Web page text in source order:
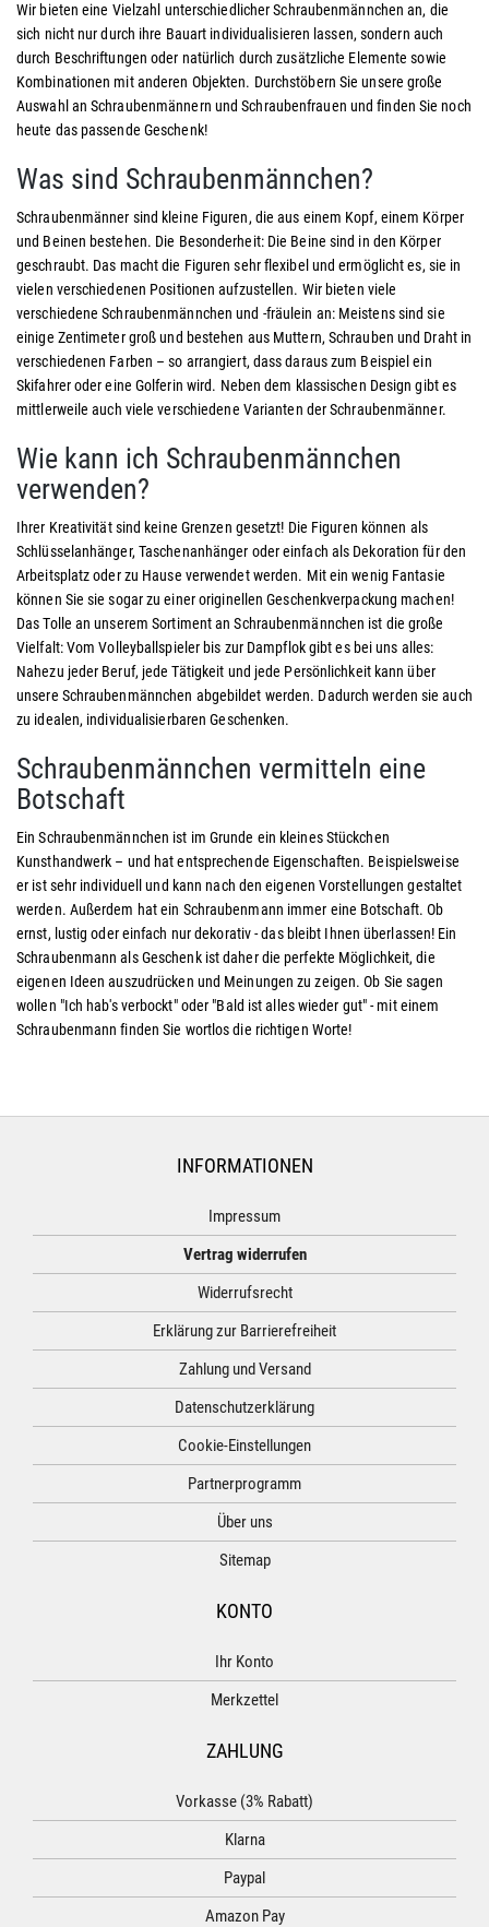
Wir bieten eine Vielzahl unterschiedlicher Schraubenmännchen an, die
sich nicht nur durch ihre Bauart individualisieren lassen, sondern auch
durch Beschriftungen oder natürlich durch zusätzliche Elemente sowie
Kombinationen mit anderen Objekten. Durchstöbern Sie unsere große
Auswahl an Schraubenmännern und Schraubenfrauen und finden Sie noch
heute das passende Geschenk!
Was sind Schraubenmännchen?
Schraubenmänner sind kleine Figuren, die aus einem Kopf, einem Körper
und Beinen bestehen. Die Besonderheit: Die Beine sind in den Körper
geschraubt. Das macht die Figuren sehr flexibel und ermöglicht es, sie in
vielen verschiedenen Positionen aufzustellen. Wir bieten viele
verschiedene Schraubenmännchen und -fräulein an: Meistens sind sie
einige Zentimeter groß und bestehen aus Muttern, Schrauben und Draht in
verschiedenen Farben – so arrangiert, dass daraus zum Beispiel ein
Skifahrer oder eine Golferin wird. Neben dem klassischen Design gibt es
mittlerweile auch viele verschiedene Varianten der Schraubenmänner.
Wie kann ich Schraubenmännchen
verwenden?
Ihrer Kreativität sind keine Grenzen gesetzt! Die Figuren können als
Schlüsselanhänger, Taschenanhänger oder einfach als Dekoration für den
Arbeitsplatz oder zu Hause verwendet werden. Mit ein wenig Fantasie
können Sie sie sogar zu einer originellen Geschenkverpackung machen!
Das Tolle an unserem Sortiment an Schraubenmännchen ist die große
Vielfalt: Vom Volleyballspieler bis zur Dampflok gibt es bei uns alles:
Nahezu jeder Beruf, jede Tätigkeit und jede Persönlichkeit kann über
unsere Schraubenmännchen abgebildet werden. Dadurch werden sie auch
zu idealen, individualisierbaren Geschenken.
Schraubenmännchen vermitteln eine
Botschaft
Ein Schraubenmännchen ist im Grunde ein kleines Stückchen
Kunsthandwerk – und hat entsprechende Eigenschaften. Beispielsweise
er ist sehr individuell und kann nach den eigenen Vorstellungen gestaltet
werden. Außerdem hat ein Schraubenmann immer eine Botschaft. Ob
ernst, lustig oder einfach nur dekorativ - das bleibt Ihnen überlassen! Ein
Schraubenmann als Geschenk ist daher die perfekte Möglichkeit, die
eigenen Ideen auszudrücken und Meinungen zu zeigen. Ob Sie sagen
wollen "Ich hab's verbockt" oder "Bald ist alles wieder gut" - mit einem
Schraubenmann finden Sie wortlos die richtigen Worte!
INFORMATIONEN
Impressum
Vertrag widerrufen
Widerrufsrecht
Erklärung zur Barrierefreiheit
Zahlung und Versand
Datenschutzerklärung
Cookie-Einstellungen
Partnerprogramm
Über uns
Sitemap
KONTO
Ihr Konto
Merkzettel
ZAHLUNG
Vorkasse (3% Rabatt)
Klarna
Paypal
Amazon Pay